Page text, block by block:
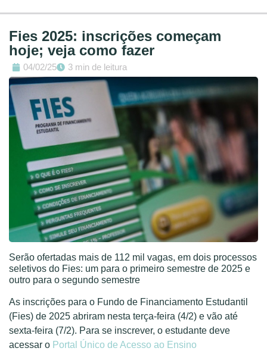
Fies 2025: inscrições começam
hoje; veja como fazer
04/02/25 3 min de leitura
Serão ofertadas mais de 112 mil vagas, em dois processos
seletivos do Fies: um para o primeiro semestre de 2025 e
outro para o segundo semestre
As inscrições para o Fundo de Financiamento Estudantil
(Fies) de 2025 abriram nesta terça-feira (4/2) e vão até
sexta-feira (7/2). Para se inscrever, o estudante deve
acessar o Portal Único de Acesso ao Ensino